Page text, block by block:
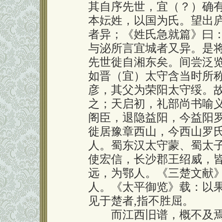
其自序先世，宜（？）确
本妘姓，以国为氏。望出
者异；《姓氏急就篇》曰
与泌所言宜城者又异。是
先世徙自湘东矣。间尝泛
如晋（宜）太守含当时所
彦，其父为荣阳太守绥。
之；天启初，礼部尚书喻
阁臣，退隐益阳，今益阳
徙居豫章西山，今西山罗
人。蜀东汉太守蒙、蜀太
使宏信，长沙郡王绍威，
远，为鄂人。《三楚文献
人。《太平御览》载：以
见于楚者,指不胜屈。
而江西旧谱，概不及焉